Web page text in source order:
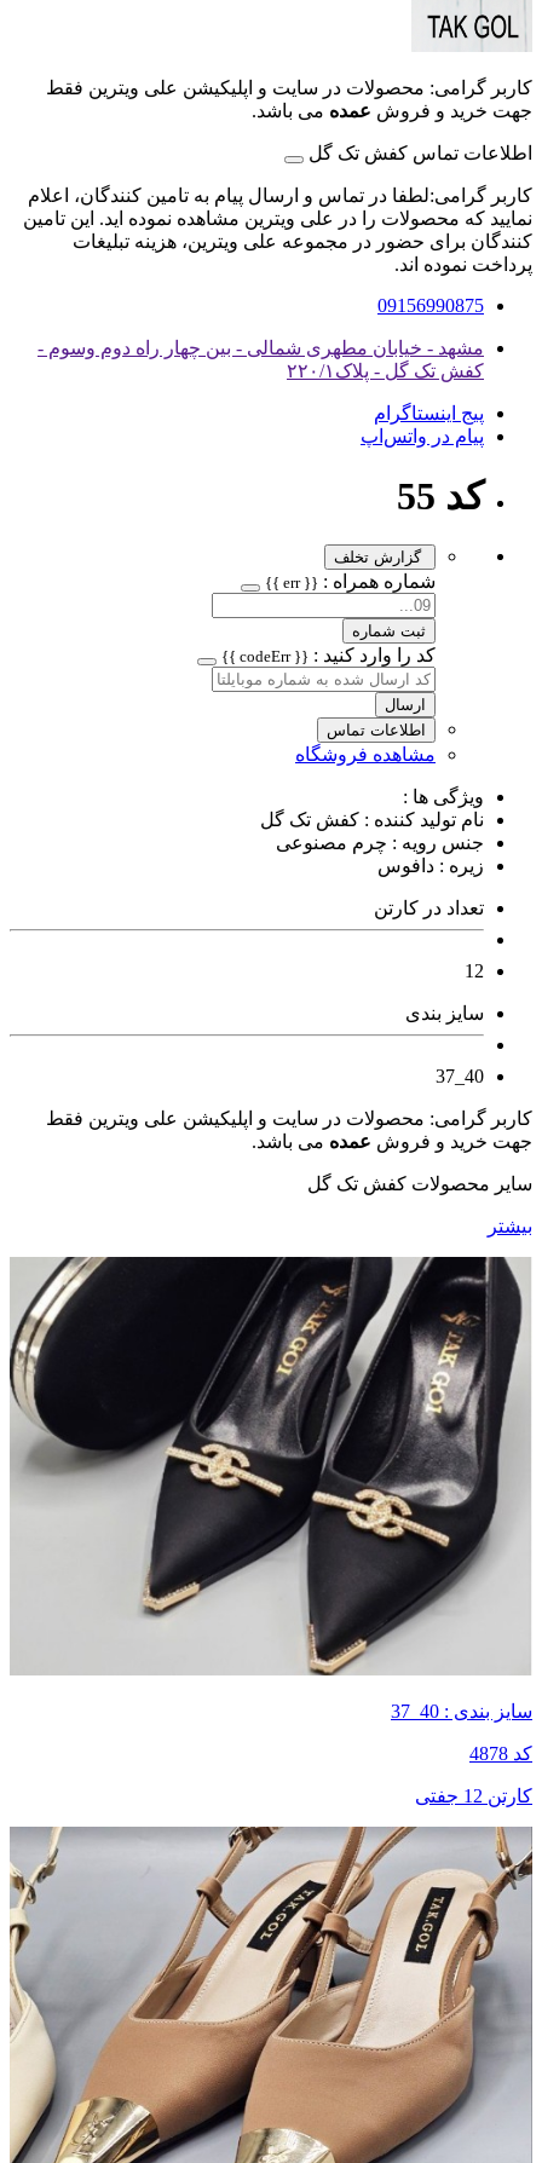
کاربر گرامی: محصولات در سایت و اپلیکیشن علی ویترین فقط
جهت خرید و فروش عمده می باشد.
اطلاعات تماس کفش تک گل
کاربر گرامی:لطفا در تماس و ارسال پیام به تامین کنندگان، اعلام
نمایید که محصولات را در علی ویترین مشاهده نموده اید. این تامین
کنندگان برای حضور در مجموعه علی ویترین، هزینه تبلیغات
پرداخت نموده اند.
09156990875
مشهد - خیابان مطهری شمالی - بین چهار راه دوم وسوم -
کفش تک گل - پلاک۲۲۰/۱
پیج اینستاگرام
پیام در واتس‌اپ
کد 55
گزارش تخلف
شماره همراه : {{ err }}
ثبت شماره
کد را وارد کنید : {{ codeErr }}
ارسال
اطلاعات تماس
مشاهده فروشگاه
ویژگی ها :
نام تولید کننده : کفش تک گل
جنس رویه : چرم مصنوعی
زیره : دافوس
تعداد در کارتن
12
سایز بندی
40_37
کاربر گرامی: محصولات در سایت و اپلیکیشن علی ویترین فقط
جهت خرید و فروش عمده می باشد.
سایر محصولات کفش تک گل
بیشتر
سایز بندی : 40_37
کد 4878
کارتن 12 جفتی